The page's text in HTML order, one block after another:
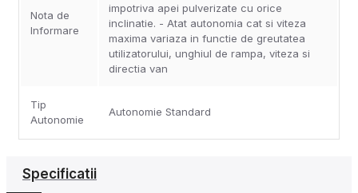
Nota de
Informare
impotriva apei pulverizate cu orice
inclinatie. - Atat autonomia cat si viteza
maxima variaza in functie de greutatea
utilizatorului, unghiul de rampa, viteza si
directia van
Tip
Autonomie
Autonomie Standard
Specificatii